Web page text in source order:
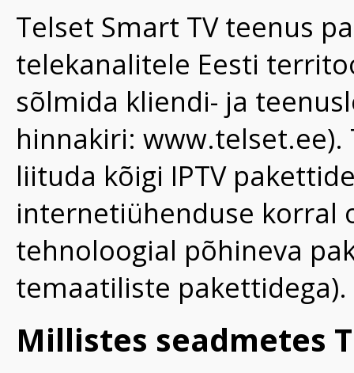
Telset Smart TV teenus
telekanalitele Eesti
sõlmida kliendi- ja
hinnakiri: www.telset.ee).
liituda kõigi IPTV
internetiühenduse korral
tehnoloogial põhineva
temaatiliste pakettidega).
Millistes seadmetes